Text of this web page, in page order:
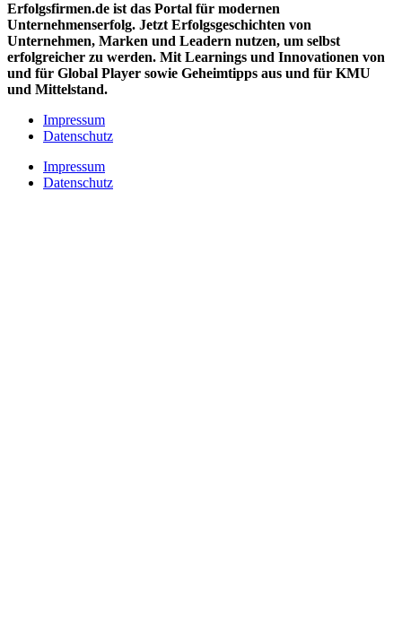
Erfolgsfirmen.de ist das Portal für modernen
Unternehmenserfolg. Jetzt Erfolgsgeschichten von
Unternehmen, Marken und Leadern nutzen, um selbst
erfolgreicher zu werden. Mit Learnings und Innovationen von
und für Global Player sowie Geheimtipps aus und für KMU
und Mittelstand.
Impressum
Datenschutz
Impressum
Datenschutz